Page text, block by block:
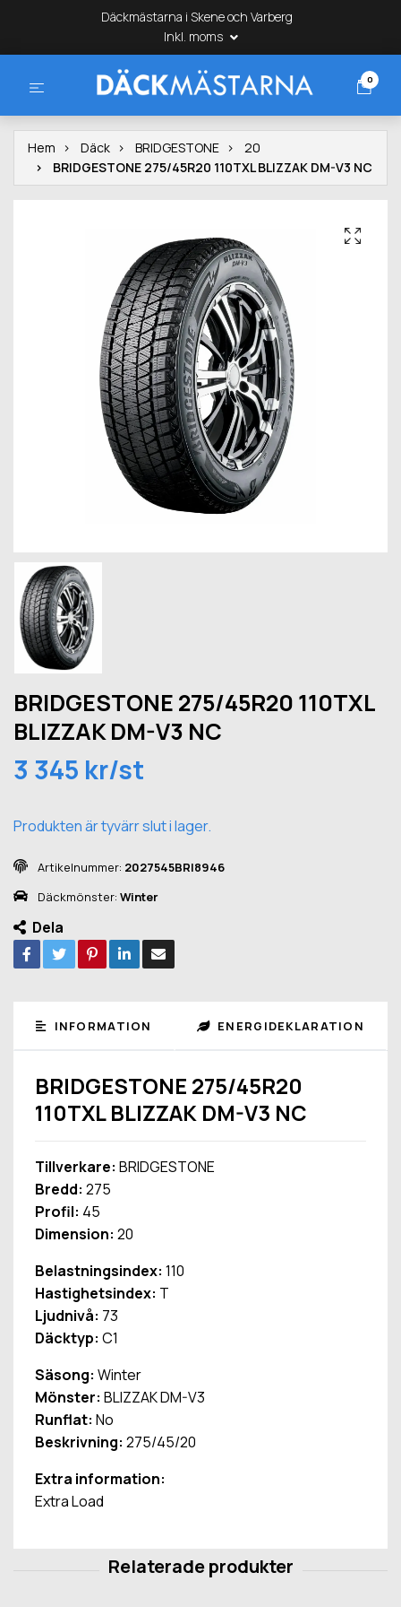
Däckmästarna i Skene och Varberg
Inkl. moms
0
Hem Däck BRIDGESTONE
20
BRIDGESTONE 275/45R20 110TXL BLIZZAK DM-V3 NC
BRIDGESTONE 275/45R20 110TXL
BLIZZAK DM-V3 NC
3 345 kr/st
Produkten är tyvärr slut i lager.
Artikelnummer: 2027545BRI8946
Däckmönster: Winter
Dela
INFORMATION ENERGIDEKLARATION
BRIDGESTONE 275/45R20
110TXL BLIZZAK DM-V3 NC
Tillverkare: BRIDGESTONE
Bredd: 275
Profil: 45
Dimension: 20
Belastningsindex: 110
Hastighetsindex: T
Ljudnivå: 73
Däcktyp: C1
Säsong: Winter
Mönster: BLIZZAK DM-V3
Runflat: No
Beskrivning: 275/45/20
Extra information:
Extra Load